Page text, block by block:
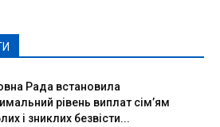
Рада встановила
рівень виплат сім’ям
і зниклих безвісти...